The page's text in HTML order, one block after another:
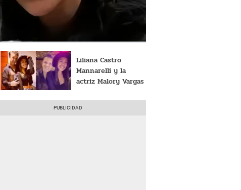
Liliana Castro
Mannarelli y la
actriz Malory Vargas
una vida contigo!"